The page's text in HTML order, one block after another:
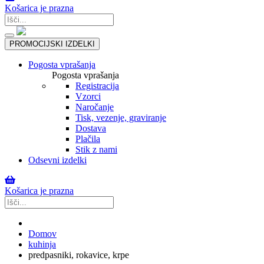
Košarica je prazna
Toggle
navigation
PROMOCIJSKI IZDELKI
Pogosta vprašanja
Pogosta vprašanja
Registracija
Vzorci
Naročanje
Tisk, vezenje, graviranje
Dostava
Plačila
Stik z nami
Odsevni izdelki
Košarica je prazna
Domov
kuhinja
predpasniki, rokavice, krpe